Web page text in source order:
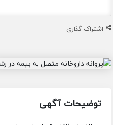
اشتراک گذاری
توضیحات آگهی